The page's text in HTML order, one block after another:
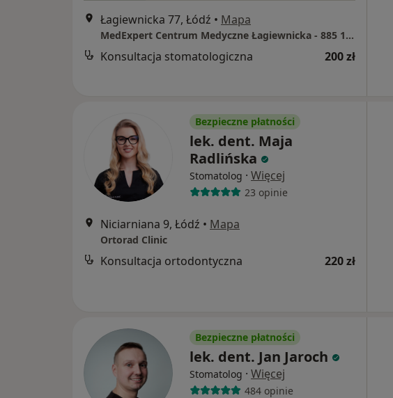
Łagiewnicka 77, Łódź • Mapa
MedExpert Centrum Medyczne Łagiewnicka - 885 110 196
Konsultacja stomatologiczna 200 zł
Bezpieczne płatności
lek. dent. Maja
Radlińska
Stomatolog · Więcej
23 opinie
Niciarniana 9, Łódź • Mapa
Ortorad Clinic
Konsultacja ortodontyczna 220 zł
Bezpieczne płatności
lek. dent. Jan Jaroch
Stomatolog · Więcej
484 opinie